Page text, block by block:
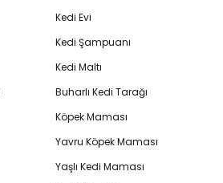
Kedi Evi
Kedi Şampuanı
Kedi Maltı
Buharlı Kedi Tarağı
Köpek Maması
Yavru Köpek Maması
Yaşlı Kedi Maması